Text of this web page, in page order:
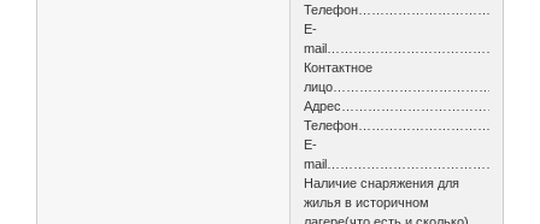
E-
Контактное
E-
Наличие снаряжения для
жилья в историчном